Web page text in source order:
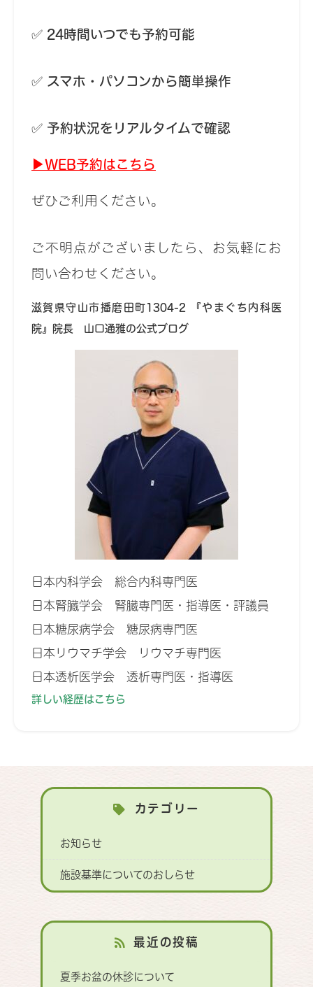
✅ 24時間いつでも予約可能
✅ スマホ・パソコンから簡単操作
✅ 予約状況をリアルタイムで確認
▶WEB予約はこちら
ぜひご利用ください。
ご不明点がございましたら、お気軽にお
問い合わせください。
滋賀県守山市播磨田町1304-2
『やまぐち内科医
院』院長 山口通雅の公式ブログ
日本内科学会 総合内科専門医
日本腎臓学会 腎臓専門医・指導医・評議員
日本糖尿病学会 糖尿病専門医
日本リウマチ学会 リウマチ専門医
日本透析医学会 透析専門医・指導医
詳しい経歴はこちら
カテゴリー
お知らせ
施設基準についてのおしらせ
最近の投稿
夏季お盆の休診について